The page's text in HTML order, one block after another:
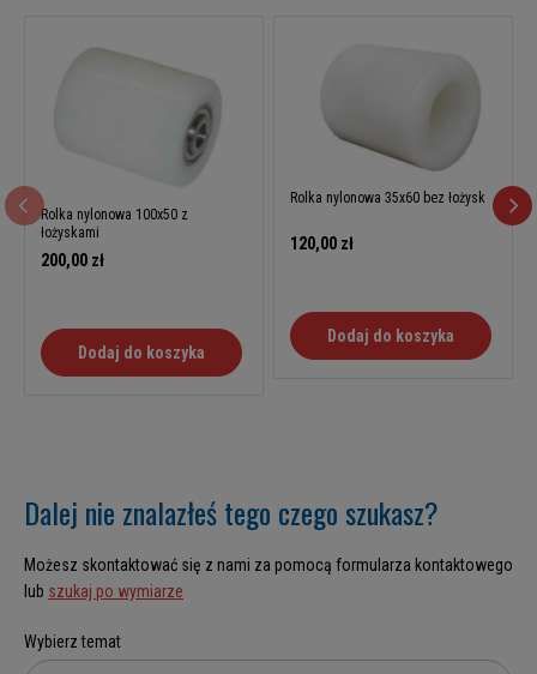
Rolka nylonowa 100x50 z
łożyskami
200,00 zł
Dodaj do koszyka
Rolka nylonowa 35x60 bez łożysk
120,00 zł
Dodaj do koszyka
Dalej nie znalazłeś tego czego szukasz?
Możesz skontaktować się z nami za pomocą formularza kontaktowego
lub szukaj po wymiarze